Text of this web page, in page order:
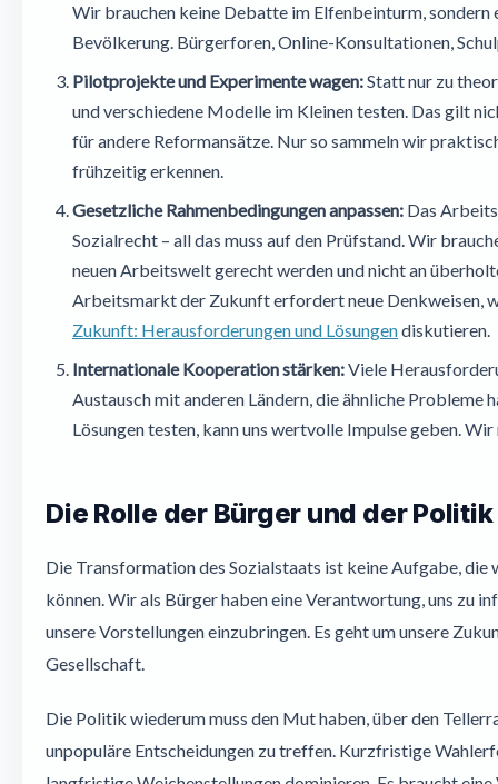
Wir brauchen keine Debatte im Elfenbeinturm, sondern
Bevölkerung. Bürgerforen, Online-Konsultationen,
Pilotprojekte und Experimente wagen:Statt nur zu
und verschiedene Modelle im Kleinen testen. Das gilt
für andere Reformansätze. Nur so sammeln wir
frühzeitig erkennen.
Gesetzliche Rahmenbedingungen anpassen: Das
Sozialrecht – all das muss auf den Prüfstand. Wir
neuen Arbeitswelt gerecht werden und nicht an
Arbeitsmarkt der Zukunft erfordert neue Denkweisen,
Zukunft: Herausforderungen und Lösungendiskutieren.
Internationale Kooperation stärken:Viele
Austausch mit anderen Ländern, die ähnliche Probleme
Lösungen testen, kann uns wertvolle Impulse geben.
Die Rolle der Bürger und der Politik
Die Transformation des Sozialstaats ist keine Aufgabe,
können. Wir als Bürger haben eine Verantwortung, uns zu
unsere Vorstellungen einzubringen. Es geht um unsere
Gesellschaft.
Die Politik wiederum muss den Mut haben, über den
unpopuläre Entscheidungen zu treffen. Kurzfristige